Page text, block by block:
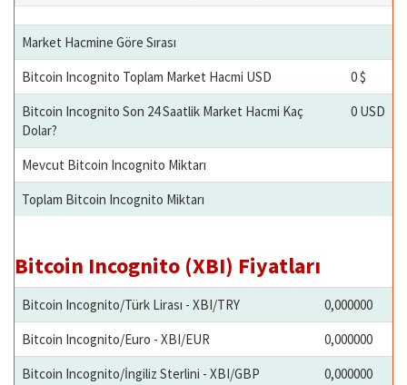
Market Hacmine Göre Sırası
Bitcoin Incognito Toplam Market Hacmi USD
0 $
Bitcoin Incognito Son 24 Saatlik Market Hacmi Kaç
Dolar?
0 USD
Mevcut Bitcoin Incognito Miktarı
Toplam Bitcoin Incognito Miktarı
Bitcoin Incognito (XBI) Fiyatları
Bitcoin Incognito/Türk Lirası - XBI/TRY
0,000000
Bitcoin Incognito/Euro - XBI/EUR
0,000000
Bitcoin Incognito/İngiliz Sterlini - XBI/GBP
0,000000